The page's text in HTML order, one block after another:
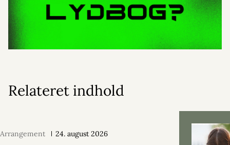
Relateret indhold
Arrangement 24. august 2026